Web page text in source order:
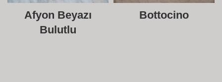
Afyon Beyazı
Bulutlu
Bottocino